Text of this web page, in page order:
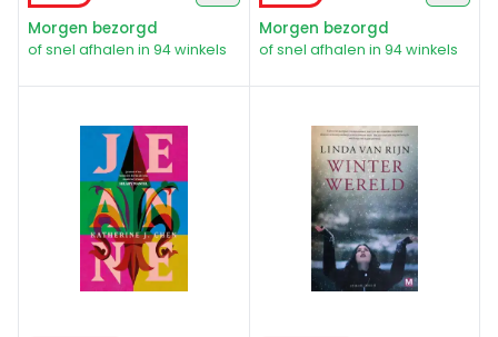
Morgen bezorgd
of snel afhalen in 94 winkels
Morgen bezorgd
of snel afhalen in 94 winkels